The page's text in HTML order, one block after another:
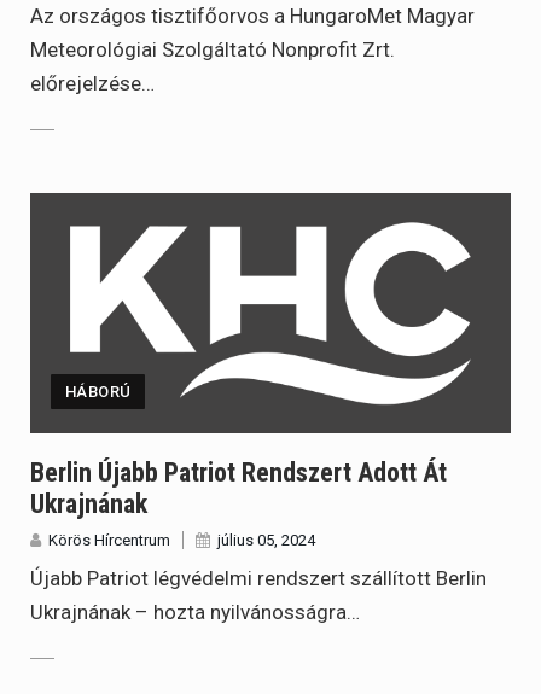
Az országos tisztifőorvos a HungaroMet Magyar
Meteorológiai Szolgáltató Nonprofit Zrt.
előrejelzése…
HÁBORÚ
Berlin Újabb Patriot Rendszert Adott Át
Ukrajnának
Körös Hírcentrum július 05, 2024
Újabb Patriot légvédelmi rendszert szállított Berlin
Ukrajnának – hozta nyilvánosságra…